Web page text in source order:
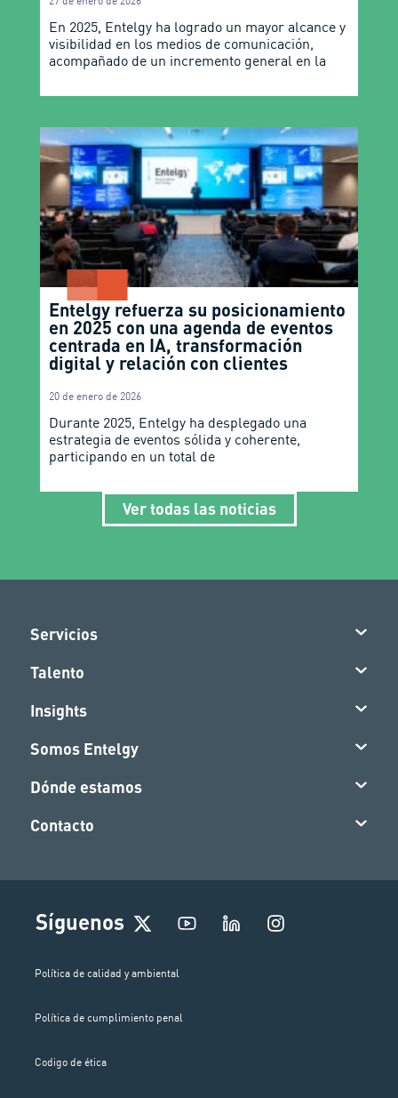
En 2025, Entelgy ha logrado un mayor alcance y
visibilidad en los medios de comunicación,
acompañado de un incremento general en la
Entelgy refuerza su posicionamiento
en 2025 con una agenda de eventos
centrada en IA, transformación
digital y relación con clientes
20 de enero de 2026
Durante 2025, Entelgy ha desplegado una
estrategia de eventos sólida y coherente,
participando en un total de
Ver todas las noticias
Servicios
Talento
Insights
Somos Entelgy
Dónde estamos
Contacto
Síguenos
I
n
Política de calidad y ambiental
Política de cumplimiento penal
Codigo de ética